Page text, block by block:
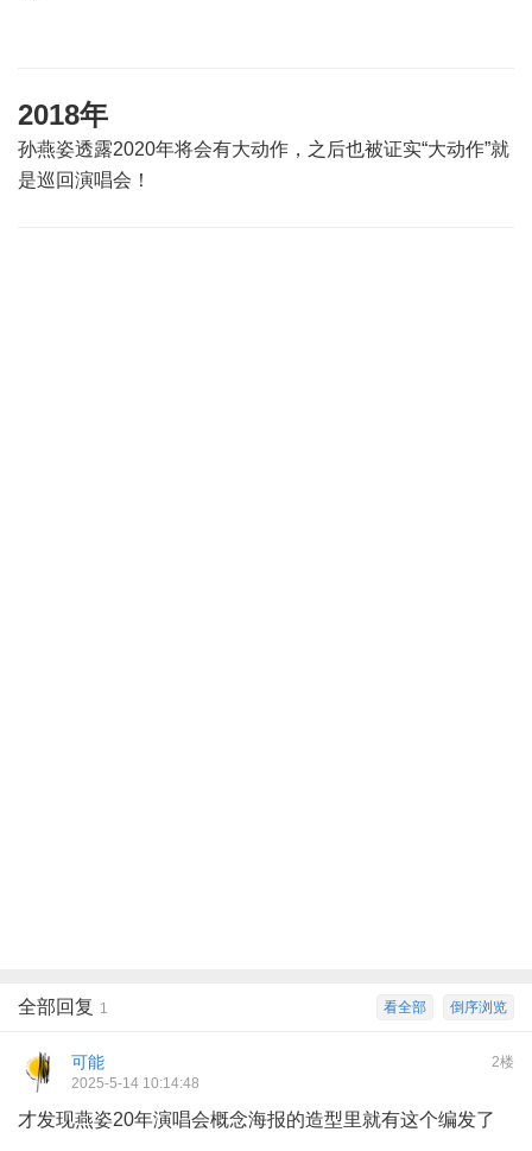
2018年
孙燕姿透露2020年将会有大动作，之后也被证实“大动作”就
是巡回演唱会！
倒序浏览
看全部
全部回复 1
2楼
可能
2025-5-14 10:14:48
才发现燕姿20年演唱会概念海报的造型里就有这个编发了